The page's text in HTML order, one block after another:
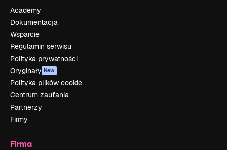
Academy
Dokumentacja
Wsparcie
Regulamin serwisu
Polityka prywatności
Oryginały New
Polityka plików cookie
Centrum zaufania
Partnerzy
Firmy
Firma